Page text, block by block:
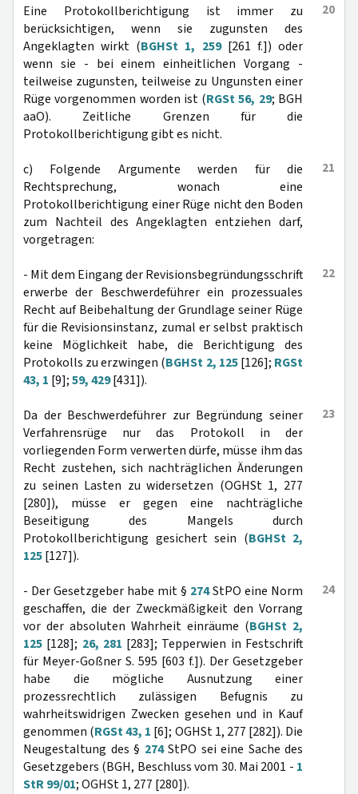
20
Eine Protokollberichtigung ist immer zu
berücksichtigen, wenn sie zugunsten des
Angeklagten wirkt (BGHSt 1, 259[261 f.]) oder
wenn sie - bei einem einheitlichen Vorgang -
teilweise zugunsten, teilweise zu Ungunsten einer
Rüge vorgenommen worden ist (RGSt 56, 29; BGH
aaO). Zeitliche Grenzen für die
Protokollberichtigung gibt es nicht.
21
c) Folgende Argumente werden für die
Rechtsprechung, wonach eine
Protokollberichtigung einer Rüge nicht den Boden
zum Nachteil des Angeklagten entziehen darf,
vorgetragen:
22
- Mit dem Eingang der Revisionsbegründungsschrift
erwerbe der Beschwerdeführer ein prozessuales
Recht auf Beibehaltung der Grundlage seiner Rüge
für die Revisionsinstanz, zumal er selbst praktisch
keine Möglichkeit habe, die Berichtigung des
Protokolls zu erzwingen (BGHSt 2, 125[126]; RGSt
43, 1 [9];59, 429[431]).
23
Da der Beschwerdeführer zur Begründung seiner
Verfahrensrüge nur das Protokoll in der
vorliegenden Form verwerten dürfe, müsse ihm das
Recht zustehen, sich nachträglichen Änderungen
zu seinen Lasten zu widersetzen (OGHSt 1, 277
[280]), müsse er gegen eine nachträgliche
Beseitigung des Mangels durch
Protokollberichtigung gesichert sein (BGHSt 2,
125[127]).
24
- Der Gesetzgeber habe mit § 274StPO eine Norm
geschaffen, die der Zweckmäßigkeit den Vorrang
vor der absoluten Wahrheit einräume (BGHSt 2,
125 [128]; 26, 281 [283]; Tepperwien in Festschrift
für Meyer-Goßner S. 595 [603 f.]). Der Gesetzgeber
habe die mögliche Ausnutzung einer
prozessrechtlich zulässigen Befugnis zu
wahrheitswidrigen Zwecken gesehen und in Kauf
genommen (RGSt 43, 1 [6]; OGHSt 1, 277 [282]). Die
Neugestaltung des § 274StPO sei eine Sache des
Gesetzgebers (BGH, Beschluss vom 30. Mai 2001 - 1
StR 99/01; OGHSt 1, 277 [280]).